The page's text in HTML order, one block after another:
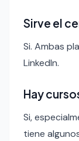
Sirve el
Si. Ambas
LinkedIn.
Hay
Si,
tiene